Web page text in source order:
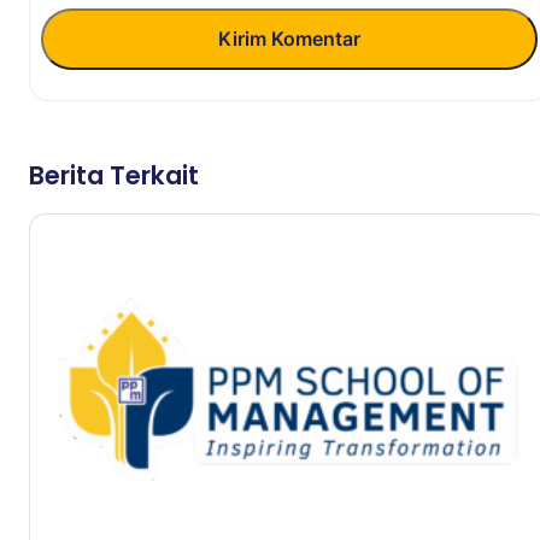
Kirim Komentar
Berita Terkait